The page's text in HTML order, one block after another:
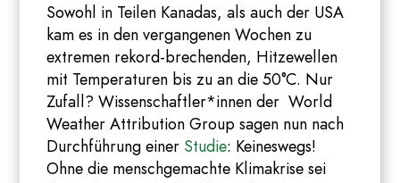
Sowohl in Teilen Kanadas, als auch der USA
kam es in den vergangenen Wochen zu
extremen rekord-brechenden, Hitzewellen
mit Temperaturen bis zu an die 50°C. Nur
Zufall? Wissenschaftler*innen der World
Weather Attribution Group sagen nun nach
Durchführung einer Studie: Keineswegs!
Ohne die menschgemachte Klimakrise sei